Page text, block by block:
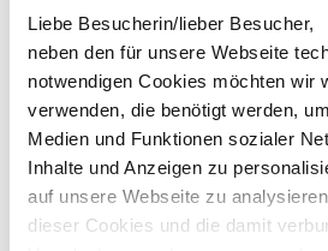
Liebe Besucherin/lieber Besucher,
neben den für unsere Webseite
notwendigen Cookies möchten wir
verwenden, die benötigt werden,
Medien und Funktionen sozialer
Inhalte und Anzeigen zu
auf unsere Webseite zu
dieser Cookies und die damit
Michelle Steinmetz
Marketing Sales Managerin